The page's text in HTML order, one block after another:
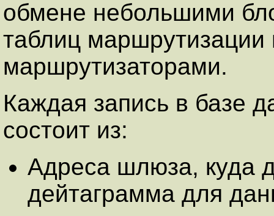
обмене небольшими
таблиц
маршрутизаторами.
Каждая запись в базе
состоит из:
Адреса шлюза, куда
дейтаграмма для